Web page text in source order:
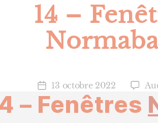
14 –
Date
de
l’article
13 octobre 2022
– Fenêtres